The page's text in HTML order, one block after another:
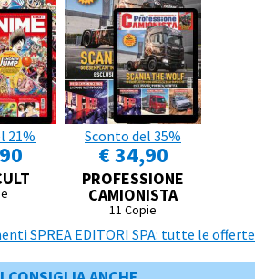
21% Sconto del 35%
€ 34,90
PROFESSIONE
CAMIONISTA
11 Copie
SPREA EDITORI SPA: tutte le offerte